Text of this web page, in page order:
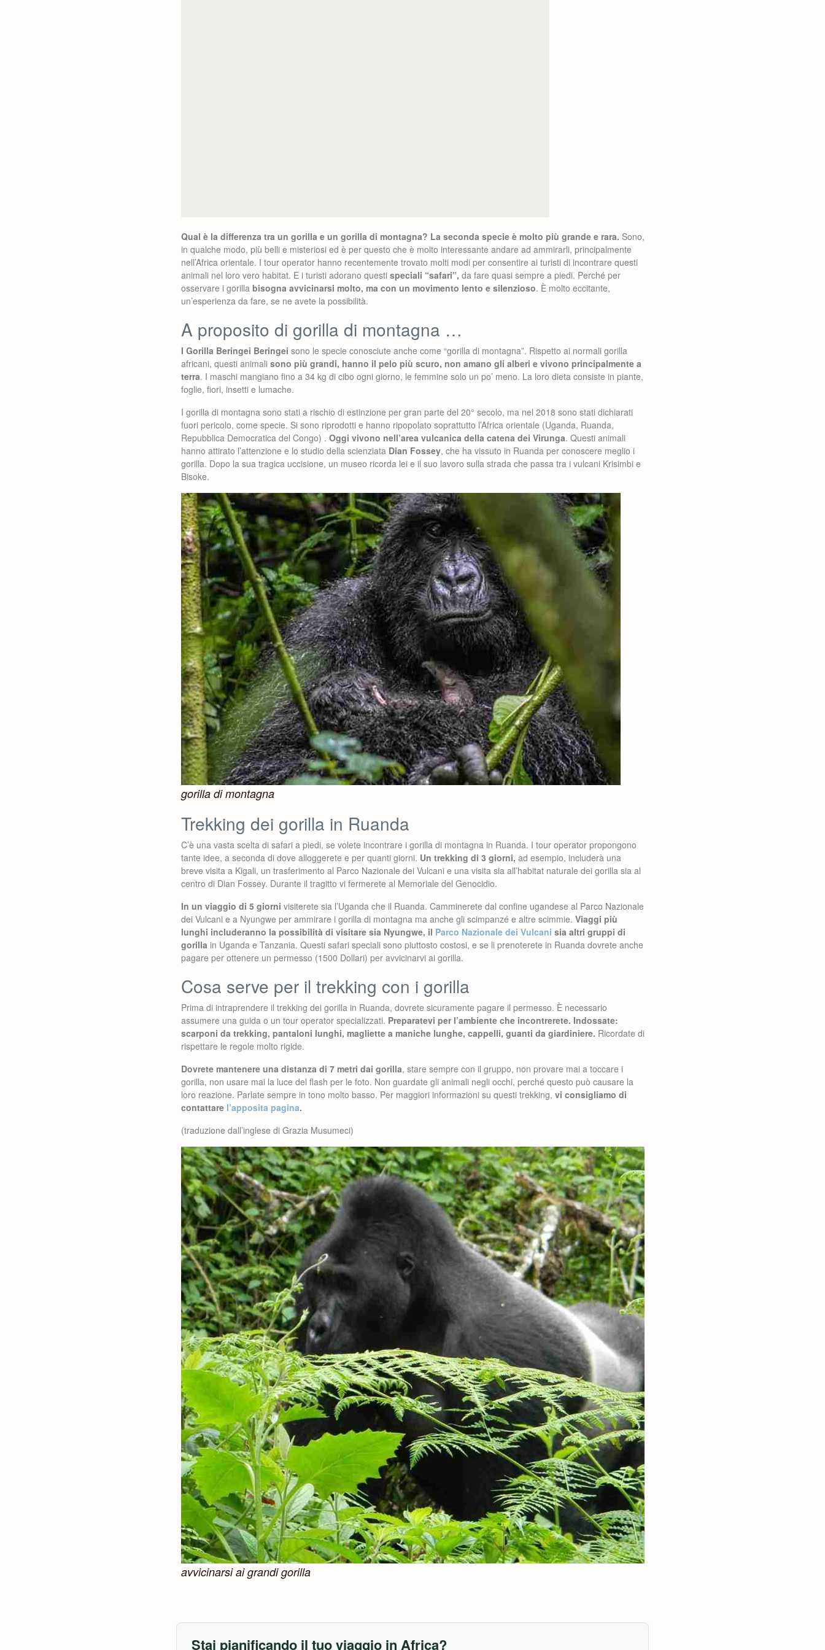
Qual è la differenza tra un gorilla e un gorilla di montagna? La seconda specie è molto più grande e rara. Sono,
in qualche modo, più belli e misteriosi ed è per questo che è molto interessante andare ad ammirarli, principalmente
nell’Africa orientale. I tour operator hanno recentemente trovato molti modi per consentire ai turisti di incontrare questi
animali nel loro vero habitat. E i turisti adorano questi speciali “safari”, da fare quasi sempre a piedi. Perché per
osservare i gorilla bisogna avvicinarsi molto, ma con un movimento lento e silenzioso. È molto eccitante,
un’esperienza da fare, se ne avete la possibilità.
A proposito di gorilla di montagna …
I Gorilla Beringei Beringei sono le specie conosciute anche come “gorilla di montagna”. Rispetto ai normali gorilla
africani, questi animali sono più grandi, hanno il pelo più scuro, non amano gli alberi e vivono principalmente a
terra. I maschi mangiano fino a 34 kg di cibo ogni giorno, le femmine solo un po’ meno. La loro dieta consiste in piante,
foglie, fiori, insetti e lumache.
I gorilla di montagna sono stati a rischio di estinzione per gran parte del 20° secolo, ma nel 2018 sono stati dichiarati
fuori pericolo, come specie. Si sono riprodotti e hanno ripopolato soprattutto l’Africa orientale (Uganda, Ruanda,
Repubblica Democratica del Congo) . Oggi vivono nell’area vulcanica della catena dei Virunga. Questi animali
hanno attirato l’attenzione e lo studio della scienziata Dian Fossey, che ha vissuto in Ruanda per conoscere meglio i
gorilla. Dopo la sua tragica uccisione, un museo ricorda lei e il suo lavoro sulla strada che passa tra i vulcani Krisimbi e
Bisoke.
gorilla di montagna
Trekking dei gorilla in Ruanda
C’è una vasta scelta di safari a piedi, se volete incontrare i gorilla di montagna in Ruanda. I tour operator propongono
tante idee, a seconda di dove alloggerete e per quanti giorni. Un trekking di 3 giorni, ad esempio, includerà una
breve visita a Kigali, un trasferimento al Parco Nazionale dei Vulcani e una visita sia all’habitat naturale dei gorilla sia al
centro di Dian Fossey. Durante il tragitto vi fermerete al Memoriale del Genocidio.
In un viaggio di 5 giorni visiterete sia l’Uganda che il Ruanda. Camminerete dal confine ugandese al Parco Nazionale
dei Vulcani e a Nyungwe per ammirare i gorilla di montagna ma anche gli scimpanzé e altre scimmie. Viaggi più
lunghi includeranno la possibilità di visitare sia Nyungwe, il Parco Nazionale dei Vulcani sia altri gruppi di
gorilla in Uganda e Tanzania. Questi safari speciali sono piuttosto costosi, e se li prenoterete in Ruanda dovrete anche
pagare per ottenere un permesso (1500 Dollari) per avvicinarvi ai gorilla.
Cosa serve per il trekking con i gorilla
Prima di intraprendere il trekking dei gorilla in Ruanda, dovrete sicuramente pagare il permesso. È necessario
assumere una guida o un tour operator specializzati. Preparatevi per l’ambiente che incontrerete. Indossate:
scarponi da trekking, pantaloni lunghi, magliette a maniche lunghe, cappelli, guanti da giardiniere. Ricordate di
rispettare le regole molto rigide.
Dovrete mantenere una distanza di 7 metri dai gorilla, stare sempre con il gruppo, non provare mai a toccare i
gorilla, non usare mai la luce del flash per le foto. Non guardate gli animali negli occhi, perché questo può causare la
loro reazione. Parlate sempre in tono molto basso. Per maggiori informazioni su questi trekking, vi consigliamo di
contattare l’apposita pagina.
(traduzione dall’inglese di Grazia Musumeci)
avvicinarsi ai grandi gorilla
Stai pianificando il tuo viaggio in Africa?